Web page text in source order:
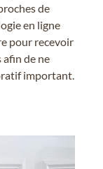
de
en ligne
pour recevoir
afin de ne
important.